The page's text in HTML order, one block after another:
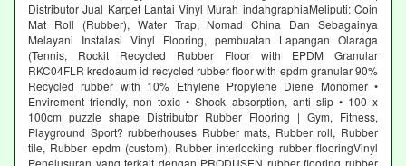
Distributor Jual Karpet Lantai Vinyl Murah indahgraphiaMeliputi: Coin
Mat Roll (Rubber), Water Trap, Nomad China Dan Sebagainya
Melayani Instalasi Vinyl Flooring, pembuatan Lapangan Olaraga
(Tennis, Rockit Recycled Rubber Floor with EPDM Granular
RKC04FLR kredoaum id recycled rubber floor with epdm granular 90%
Recycled rubber with 10% Ethylene Propylene Diene Monomer •
Envirement friendly, non toxic • Shock absorption, anti slip • 100 x
100cm puzzle shape Distributor Rubber Flooring | Gym, Fitness,
Playground Sport? rubberhouses Rubber mats, Rubber roll, Rubber
tile, Rubber epdm (custom), Rubber interlocking rubber flooringVinyl